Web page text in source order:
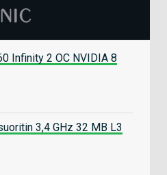
Infinity 2 OC NVIDIA 8
3,4 GHz 32 MB L3